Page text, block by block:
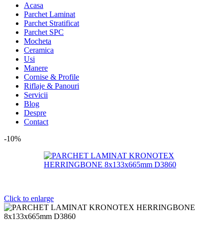
Acasa
Parchet Laminat
Parchet Stratificat
Parchet SPC
Mocheta
Ceramica
Usi
Manere
Cornise & Profile
Riflaje & Panouri
Servicii
Blog
Despre
Contact
-10%
Click to enlarge